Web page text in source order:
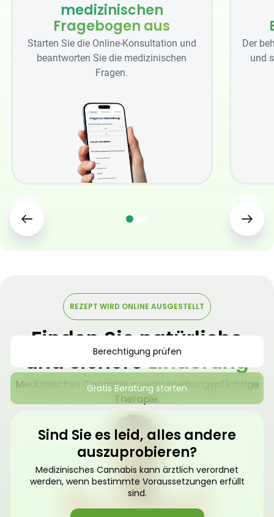
medizinischen
Fragebogen aus
Starten Sie die Online-Konsultation und
beantworten Sie die medizinischen
Fragen.
Der
und
REZEPT WIRD ONLINE AUSGESTELLT
Finden Sie natürliche
und sichereLinderung
Medizinisches Cannabis – verschreibungspflichtige
Therapie.
Berechtigung prüfen
Gratis Beratung starten
Sind Sie es leid, alles andere
auszuprobieren?
Medizinisches Cannabis kann ärztlich verordnet
werden, wenn bestimmte Voraussetzungen erfüllt
sind.